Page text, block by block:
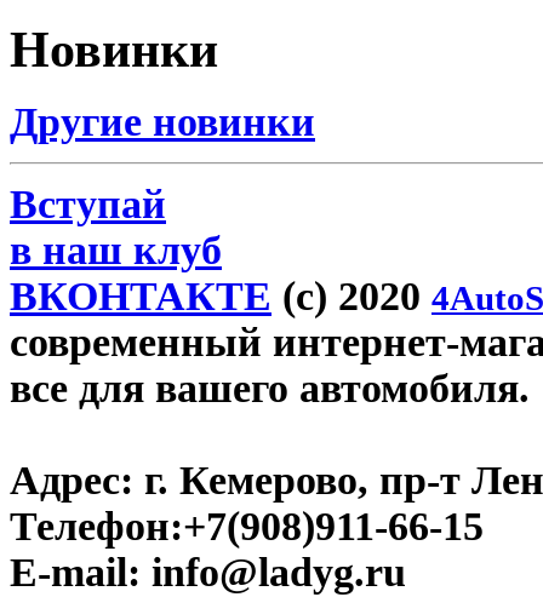
Новинки
Другие новинки
Вступай
в наш клуб
ВКОНТАКТЕ (c) 2020
современный интернет-
все для вашего автомобиля.
Адрес: г. Кемерово, пр-т
Телефон:+7(908)911-66-15
E-mail: info@ladyg.ru